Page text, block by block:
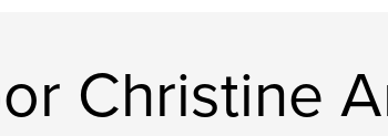
Christine